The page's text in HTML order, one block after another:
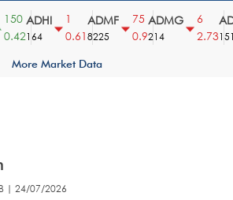
150 ADHI
164
0.61
ADMF
8225
75
0.9
ADMG
214
2.731510
More Market Data
| 24/07/2026